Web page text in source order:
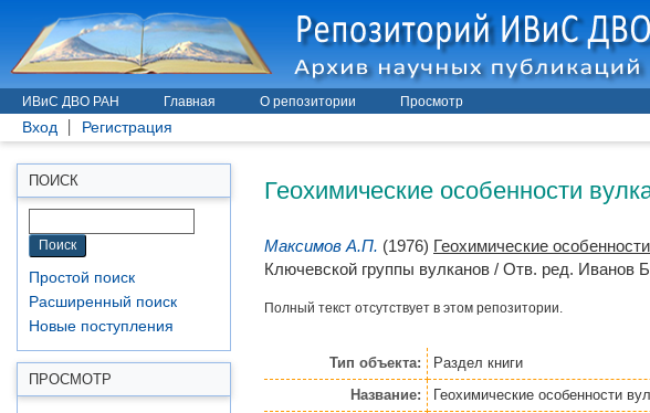
ИВиС ДВО РАН Главная О репозитории Просмотр
Вход Регистрация
ПОИСК
Простой поиск
Расширенный поиск
Новые поступления
ПРОСМОТР
Геохимические особенности
Максимов А.П. (1976) Геохимические
Ключевской группы вулканов / Отв. ред. Иванов
Полный текст отсутствует в этом репозитории.
Тип объекта:
Раздел книги
Название:
Геохимические особенности